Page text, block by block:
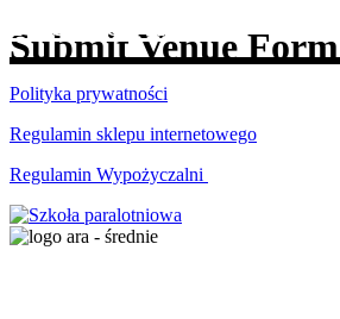
Submit Venue Form
Facebook
Polityka prywatności
Regulamin sklepu internetowego
Regulamin Wypożyczalni